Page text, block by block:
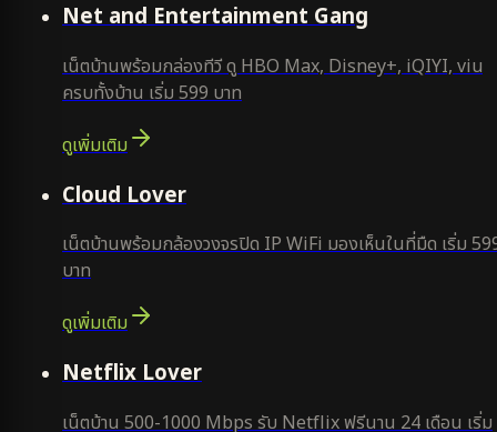
Net and Entertainment Gang
เน็ตบ้านพร้อมกล่องทีวี ดู HBO Max, Disney+, iQIYI, viu
ครบทั้งบ้าน เริ่ม 599 บาท
ดูเพิ่มเติม
Cloud Lover
เน็ตบ้านพร้อมกล้องวงจรปิด IP WiFi มองเห็นในที่มืด เริ่ม
บาท
ดูเพิ่มเติม
Netflix Lover
เน็ตบ้าน 500-1000 Mbps รับ Netflix ฟรีนาน 24 เดือน เริ่ม